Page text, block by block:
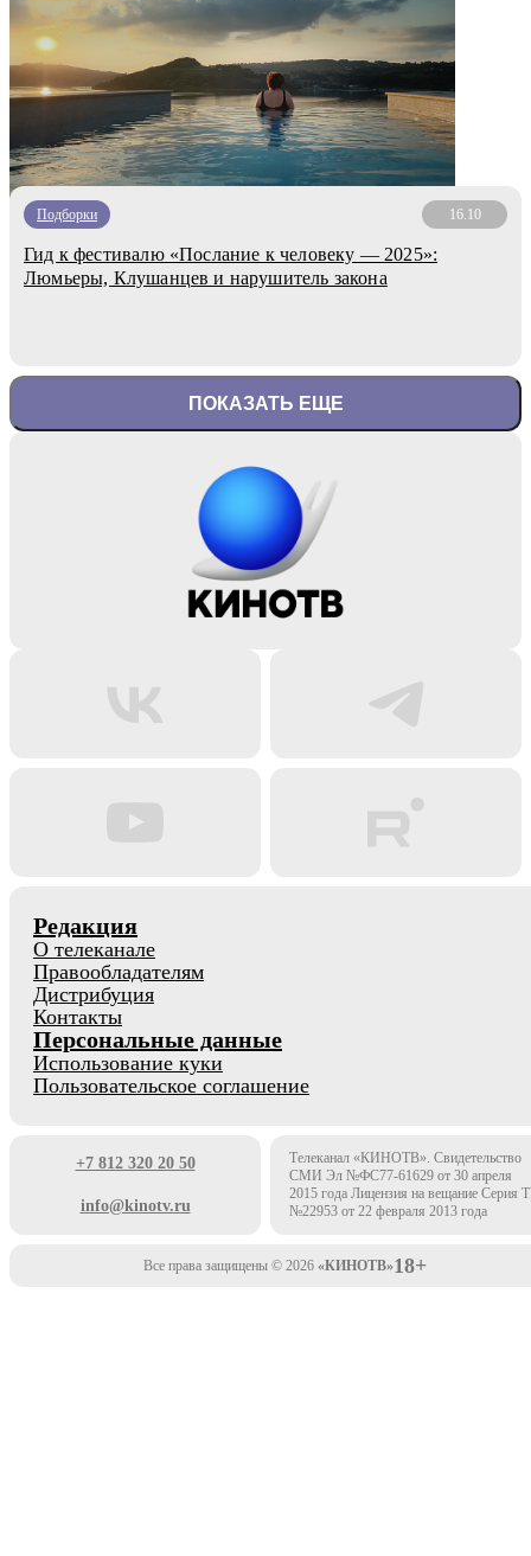
Подборки 16.10
Гид к фестивалю «Послание к человеку — 2025»:
Люмьеры, Клушанцев и нарушитель закона
ПОКАЗАТЬ ЕЩЕ
Редакция
О телеканале
Правообладателям
Дистрибуция
Контакты
Персональные данные
Использование куки
Пользовательское соглашение
+7 812 320 20 50
info@kinotv.ru
Телеканал «КИНОТВ». Свидетельство
СМИ Эл №ФС77-61629 от 30 апреля
2015 года Лицензия на вещание Серия
№22953 от 22 февраля 2013 года
Все права защищены © 2026 «КИНОТВ»18+